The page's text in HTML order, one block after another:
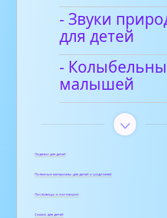
- Звуки
для детей
-
малышей
Поделки для детей
Полезные материалы для детей и родителей
Пословицы и поговорки
Сказки для детей